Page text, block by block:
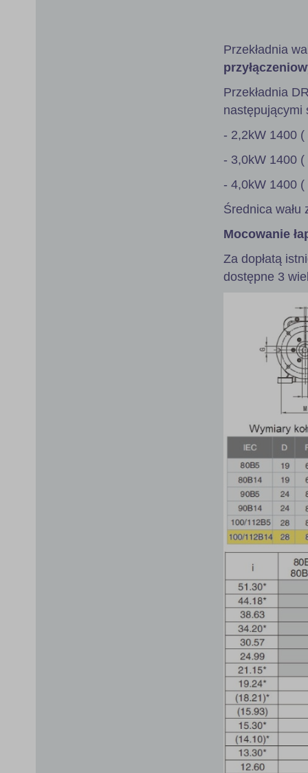
Przekładnia
Przekładnia
następującymi
- 2,2kW 1400 (
- 3,0kW 1400 (
- 4,0kW 1400 (
Średnica wału
Mocowanie
Za dopłatą
dostępne 3